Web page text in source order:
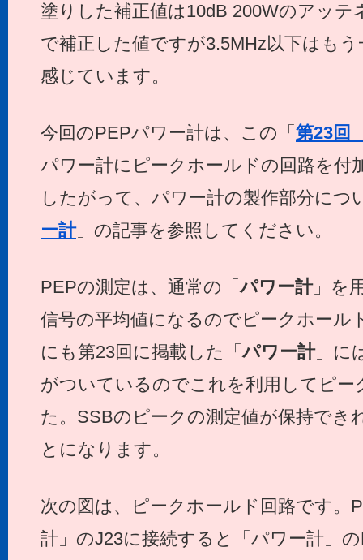
塗りした補正値は10dB 200Wのアッテ
で補正した値ですが3.5MHz以下はも
感じています。
今回のPEPパワー計は、この「 第23回
パワー計にピークホールドの回路を付
したがって、パワー計の製作部分につ
ー計」の記事を参照してください。
PEPの測定は、通常の「パワー計」を
信号の平均値になるのでピークホール
にも第23回に掲載した「パワー計」に
がついているのでこれを利用してピー
た。SSBのピークの測定値が保持でき
とになります。
次の図は、ピークホールド回路です。
計」のJ23に接続すると「パワー計」